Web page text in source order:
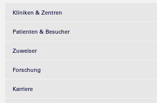
Kliniken & Zentren
Patienten & Besucher
Zuweiser
Forschung
Karriere